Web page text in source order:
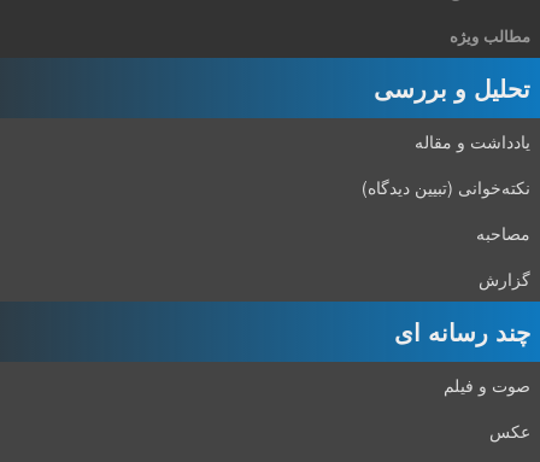
مطالب ویژه
تحلیل و بررسی
یادداشت و مقاله
نکته‌خوانی (تبیین دیدگاه)
مصاحبه
گزارش
چند رسانه ای
صوت و فیلم
عکس